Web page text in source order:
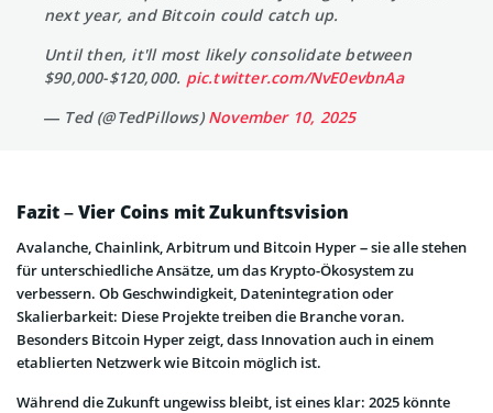
next year, and Bitcoin could catch up.
Until then, it'll most likely consolidate between
$90,000-$120,000. pic.twitter.com/NvE0evbnAa
— Ted (@TedPillows)November 10, 2025
Fazit – Vier Coins mit Zukunftsvision
Avalanche, Chainlink, Arbitrum und Bitcoin Hyper – sie alle stehen
für unterschiedliche Ansätze, um das Krypto-Ökosystem zu
verbessern. Ob Geschwindigkeit, Datenintegration oder
Skalierbarkeit: Diese Projekte treiben die Branche voran.
Besonders Bitcoin Hyper zeigt, dass Innovation auch in einem
etablierten Netzwerk wie Bitcoin möglich ist.
Während die Zukunft ungewiss bleibt, ist eines klar: 2025 könnte